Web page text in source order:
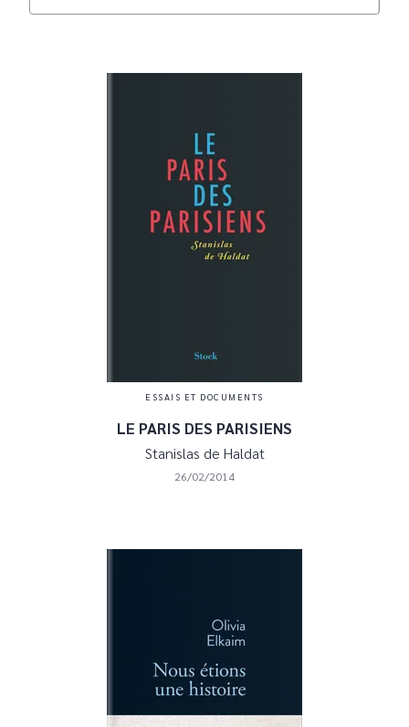
ESSAIS ET DOCUMENTS
LE PARIS DES PARISIENS
Stanislas de Haldat
26/02/2014